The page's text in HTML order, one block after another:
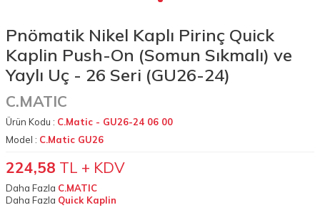
Pnömatik Nikel Kaplı Pirinç Quick
Kaplin Push-On (Somun Sıkmalı) ve
Yaylı Uç - 26 Seri (GU26-24)
C.MATIC
Ürün Kodu : C.Matic - GU26-24 06 00
Model : C.Matic GU26
224,58 TL + KDV
Daha Fazla C.MATIC
Daha Fazla Quick Kaplin